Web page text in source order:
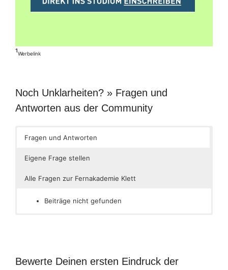
¹Werbelink
Noch Unklarheiten? » Fragen und
Antworten aus der Community
Fragen und Antworten
Eigene Frage stellen
Alle Fragen zur Fernakademie Klett
Beiträge nicht gefunden
Bewerte Deinen ersten Eindruck der